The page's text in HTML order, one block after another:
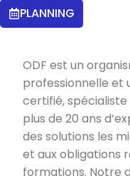
PLANNING
ODF est un
professionnelle et
certifié,
plus de 20 ans
des solutions les
et aux obligations
formations. Notre